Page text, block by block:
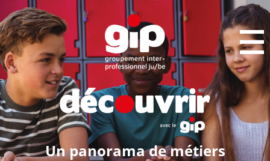
Un panorama de métiers